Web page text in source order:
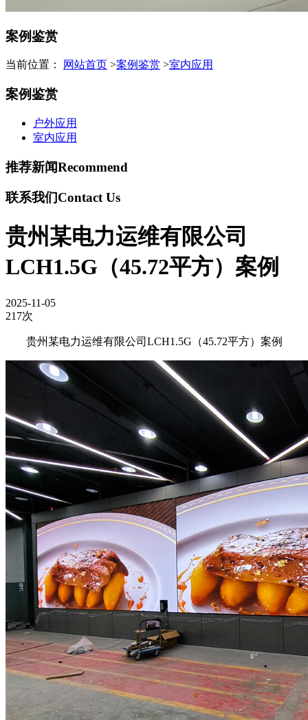
案例鉴赏
当前位置： 网站首页 >案例鉴赏 >室内应用
案例鉴赏
户外应用
室内应用
推荐新闻Recommend
联系我们Contact Us
贵州某电力运维有限公司
LCH1.5G（45.72平方）案例
2025-11-05
217次
贵州某电力运维有限公司LCH1.5G（45.72平方）案例